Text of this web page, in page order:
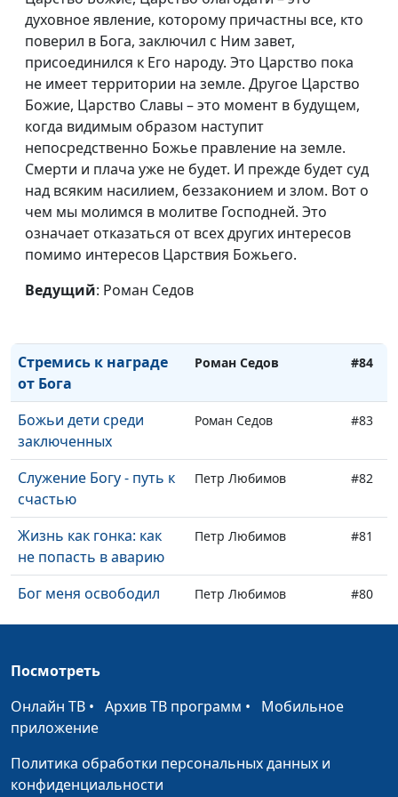
духовное явление, которому причастны все, кто
поверил в Бога, заключил с Ним завет,
присоединился к Его народу. Это Царство пока
не имеет территории на земле. Другое Царство
Божие, Царство Славы – это момент в будущем,
когда видимым образом наступит
непосредственно Божье правление на земле.
Смерти и плача уже не будет. И прежде будет суд
над всяким насилием, беззаконием и злом. Вот о
чем мы молимся в молитве Господней. Это
означает отказаться от всех других интересов
помимо интересов Царствия Божьего.
Ведущий: Роман Седов
О прощении через
годы
Павел Жуков,
священнослужитель
#90
Песня, вдохновленная
верой
Роман Седов #89
Как видит Бог мою
жизнь
Роман Седов
Доброе свыше Роман Седов #87
Роман Седов
Иисус освобождает от
Стремись к награде
от Бога
Роман Седов #84
Божьи дети среди
заключенных
Роман Седов #83
Служение Богу - путь к
счастью
Петр Любимов #82
Жизнь как гонка: как
не попасть в аварию
Петр Любимов #81
Бог меня освободил Петр Любимов #80
Главный врач в нашей
Петр Любимов #79
Подарок от Бога
Рассказать о своих
принципах
Сергей Рягузов
Посмотреть
Онлайн ТВ • Архив ТВ программ • Мобильное
приложение
Политика обработки персональных данных и
конфиденциальности